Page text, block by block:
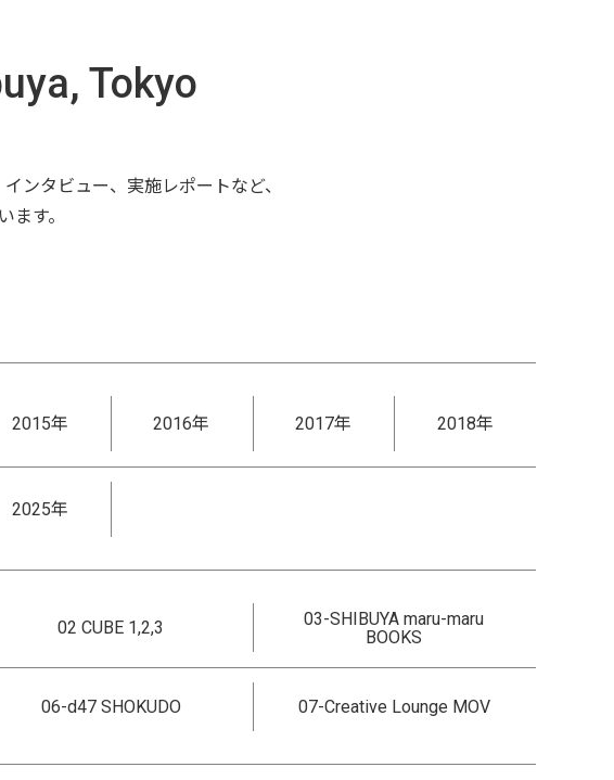
Tokyo
ンタビュー、実施レポートなど、
す。
2015年 2016年 2017年 2018年
2025年
02 CUBE 1,2,3
03-SHIBUYA maru-maru
BOOKS
06-d47 SHOKUDO 07-Creative Lounge MOV